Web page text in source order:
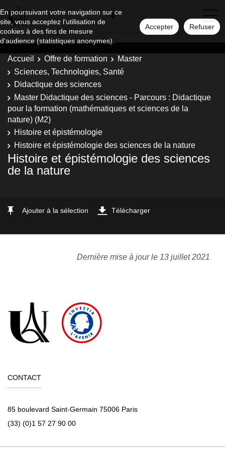
En poursuivant votre navigation sur ce
site, vous acceptez l'utilisation de
cookies à des fins de mesure
d'audience (statistiques anonymes).
Accepter Refuser
Accueil Offre de formation
Master
Sciences, Technologies, Santé
Didactique des sciences
Master Didactique des sciences - Parcours : Didactique
pour la formation (mathématiques et sciences de la
nature) (M2)
Histoire et épistémologie
Histoire et épistémologie des sciences de la nature
Histoire et épistémologie des sciences
de la nature
Ajouter à la sélection Télécharger
Dernière mise à jour le 13 juillet 2021
CONTACT
85 boulevard Saint-Germain 75006 Paris
(33) (0)1 57 27 90 00